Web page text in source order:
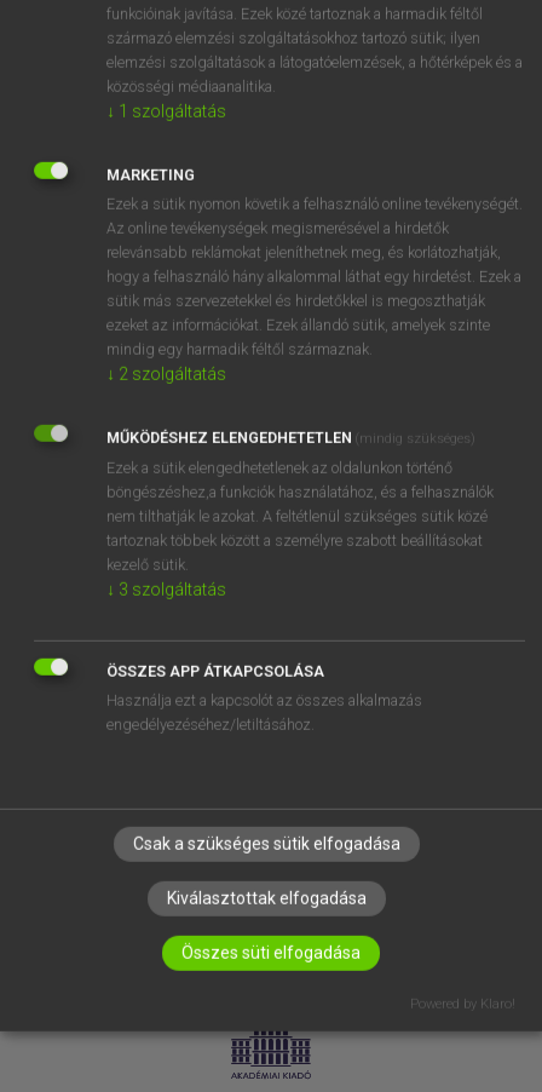
OOOOPS!
SZOTAR.NET APPLIKÁCIÓ
MICROSOFT OFFICE BŐVÍTMÉNY
BEÉPÜLŐ SZÓTÁRMODUL
ONLINE NYELVVIZSGA
EGYÉNI FELHASZNÁLÓKNAK
TANULÓKNAK
OKTATÁSI INTÉZMÉNYEKNEK
VÁLLALATI MEGOLDÁSOK
RÓLUNK
ELÉRHETŐSÉG
SÜTI BEÁLLÍTÁSOK
LICENCSZERZŐDÉS ADATVÉDELEM
funkcióinak javítása. Ezek közé tartoznak a harmadik féltől
származó elemzési szolgáltatásokhoz tartozó sütik; ilyen
elemzési szolgáltatások a látogatóelemzések, a hőtérképek és a
közösségi médiaanalitika.
↓ 1 szolgáltatás
MARKETING
Ezek a sütik nyomon követik a felhasználó online tevékenységét.
Az online tevékenységek megismerésével a hirdetők
relevánsabb reklámokat jeleníthetnek meg, és korlátozhatják,
hogy a felhasználó hány alkalommal láthat egy hirdetést. Ezek a
sütik más szervezetekkel és hirdetőkkel is megoszthatják
ezeket az információkat. Ezek állandó sütik, amelyek szinte
mindig egy harmadik féltől származnak.
↓ 2 szolgáltatás
MŰKÖDÉSHEZ ELENGEDHETETLEN (mindig szükséges)
Ezek a sütik elengedhetetlenek az oldalunkon történő
böngészéshez,a funkciók használatához, és a felhasználók
nem tilthatják le azokat. A feltétlenül szükséges sütik közé
tartoznak többek között a személyre szabott beállításokat
kezelő sütik.
↓ 3 szolgáltatás
ÖSSZES APP ÁTKAPCSOLÁSA
Használja ezt a kapcsolót az összes alkalmazás
engedélyezéséhez/letiltásához.
Csak a szükséges sütik elfogadása
Kiválasztottak elfogadása
Összes süti elfogadása
Powered by Klaro!